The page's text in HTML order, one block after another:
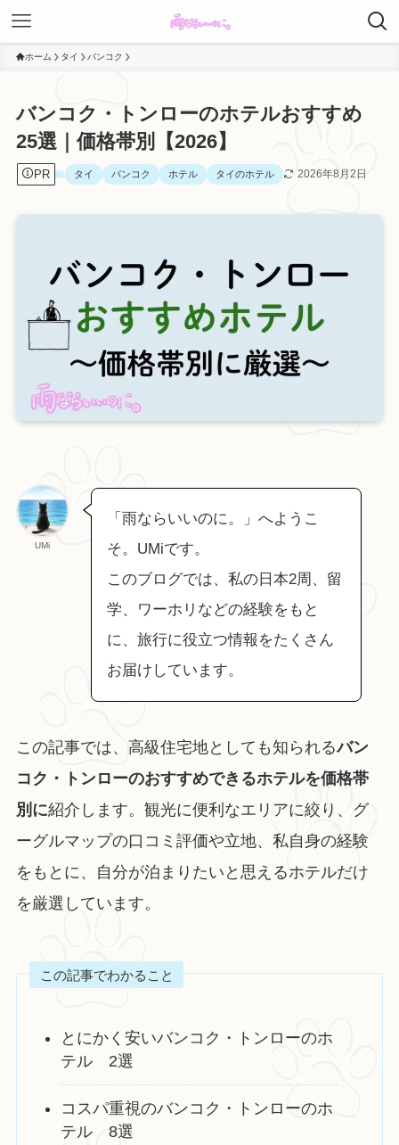
ホーム タイ バンコク
バンコク・トンローのホテルおすすめ
25選｜価格帯別【2026】
PR タイ バンコク ホテル タイのホテル 2026年8月2日
UMi
「雨ならいいのに。」へようこ
そ。UMiです。
このブログでは、私の日本2周、留
学、ワーホリなどの経験をもと
に、旅行に役立つ情報をたくさん
お届けしています。
この記事では、高級住宅地としても知られるバン
コク・トンローのおすすめできるホテルを価格帯
別に紹介します。観光に便利なエリアに絞り、グ
ーグルマップの口コミ評価や立地、私自身の経験
をもとに、自分が泊まりたいと思えるホテルだけ
を厳選しています。
この記事でわかること
とにかく安いバンコク・トンローのホ
テル 2選
コスパ重視のバンコク・トンローのホ
テル 8選